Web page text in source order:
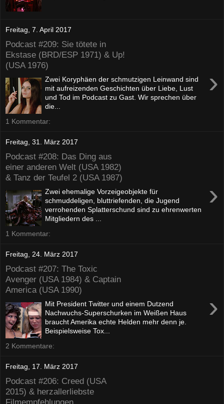
Freitag, 7. April 2017
Podcast #209: Sie tötete in
Ekstase (BRD/ESP 1971) & Up!
(USA 1976)
›
Zwei Koryphäen der schmutzigen Leinwand sind
mit aufreizenden Geschichten über Liebe, Lust
und Tod im Podcast zu Gast. Wir sprechen über
die...
1 Kommentar:
Freitag, 31. März 2017
Podcast #208: Das Ding aus
einer anderen Welt (USA 1982)
& Tanz der Teufel 2 (USA 1987)
›
Zwei ehemalige Vorzeigeobjekte für
schmuddeligen, bluttriefenden, die Jugend
verrohenden Splatterschund sind zu ehrenwerten
Mitgliedern des ...
1 Kommentar:
Freitag, 24. März 2017
Podcast #207: The Toxic
Avenger (USA 1984) & Captain
America (USA 1990)
›
Mit President Twitter und einem Dutzend
Nachwuchs-Superschurken im Weißen Haus
braucht Amerika echte Helden mehr denn je.
Beispielsweise Tox...
2 Kommentare:
Freitag, 17. März 2017
Podcast #206: Creed (USA
2015) & herzallerliebste
Filmempfehlungen